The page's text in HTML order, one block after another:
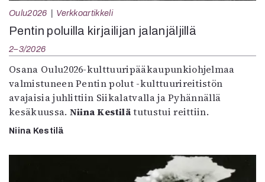
Oulu2026 Verkkoartikkeli
Pentin poluilla kirjailijan jalanjäljillä
2–3/2026
Osana Oulu2026-kulttuuripääkaupunkiohjelmaa
valmistuneen Pentin polut -kulttuurireitistön
avajaisia juhlittiin Siikalatvalla ja Pyhännällä
kesäkuussa. Niina Kestilätutustui reittiin.
Niina Kestilä